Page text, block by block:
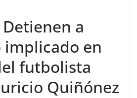
a
en
futbolista
Quiñónez